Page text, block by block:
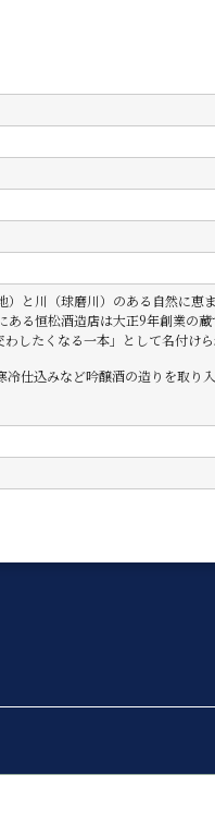
と川（球磨川）のある自然に恵ま
る恒松酒造店は大正9年創業の
したくなる一本」として名付けら
仕込みなど吟醸酒の造りを取り